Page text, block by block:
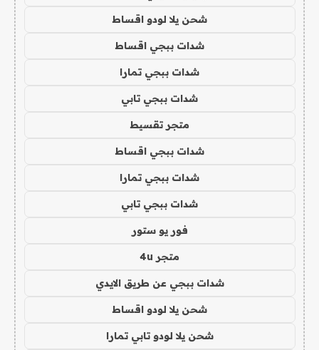
شحن يلا لودو اقساط
شدات ببجي اقساط
شدات ببجي تمارا
شدات ببجي تابي
متجر تقسيط
شدات ببجي اقساط
شدات ببجي تمارا
شدات ببجي تابي
فور يو ستور
متجر 4u
شدات ببجي عن طريق الايدي
شحن يلا لودو اقساط
شحن يلا لودو تابي تمارا